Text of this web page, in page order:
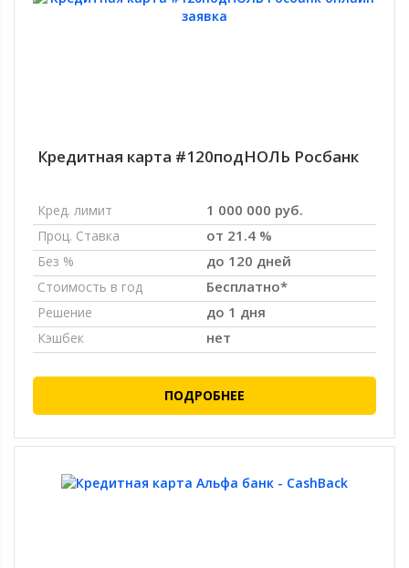
Кредитная карта #120подНОЛЬ Росбанк
Кред. лимит 1 000 000 руб.
Проц. Ставка от 21.4 %
Без % до 120 дней
Стоимость в год Бесплатно*
Решение до 1 дня
Кэшбек нет
ПОДРОБНЕЕ